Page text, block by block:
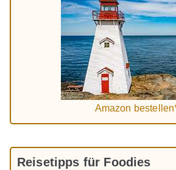
Amazon
Reisetipps für Foodies